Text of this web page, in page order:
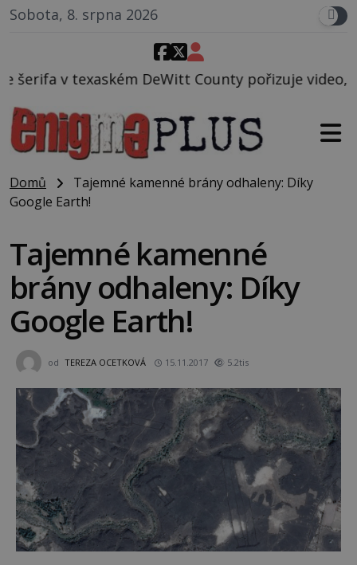
Sobota, 8. srpna 2026
County pořizuje video, na kterém před jeho
Domů
Tajemné kamenné brány odhaleny: Díky
Google Earth!
Tajemné kamenné
brány odhaleny: Díky
Google Earth!
od TEREZA OCETKOVÁ 15.11.2017 5.2tis